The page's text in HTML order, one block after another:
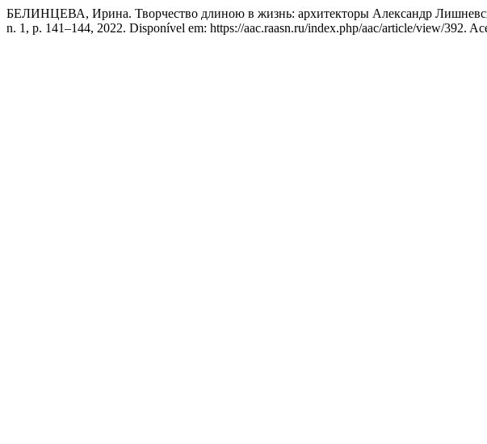
БЕЛИНЦЕВА, Ирина. Творчество длиною в жизнь: архитекторы Александр
n. 1, p. 141–144, 2022. Disponível em: https://aac.raasn.ru/index.php/aac/article/view/392.